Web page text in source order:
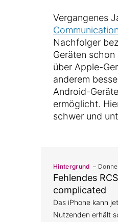
Vergangenes
Nachfolger
Geräten
über Apple-
anderem
Android-
ermöglicht.
schwer und
Hintergrund
Fehlendes
complicated
Das iPhone kann
Nutzenden erhält